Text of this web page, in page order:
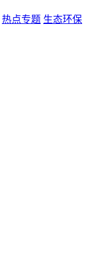
热点专题 生态环保